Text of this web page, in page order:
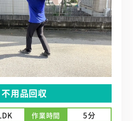
不用品回収
作業時間 5分